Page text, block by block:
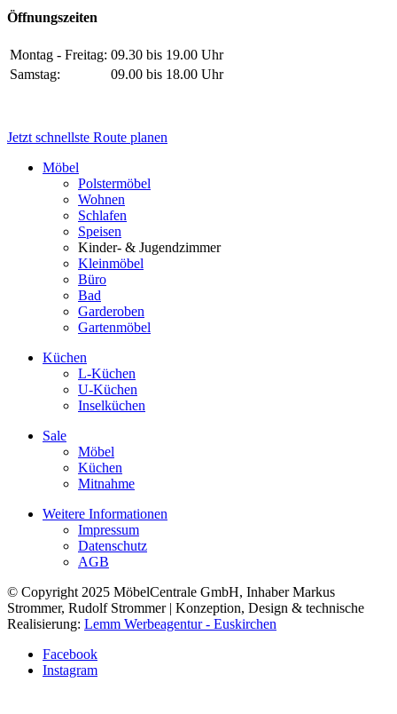
Öffnungszeiten
Montag - Freitag: 09.30 bis 19.00 Uhr
Samstag:
09.00 bis 18.00 Uhr
Jetzt schnellste Route planen
Möbel
Polstermöbel
Wohnen
Schlafen
Speisen
Kinder- & Jugendzimmer
Kleinmöbel
Büro
Bad
Garderoben
Gartenmöbel
Küchen
L-Küchen
U-Küchen
Inselküchen
Sale
Möbel
Küchen
Mitnahme
Weitere Informationen
Impressum
Datenschutz
AGB
© Copyright 2025 MöbelCentrale GmbH, Inhaber Markus
Strommer, Rudolf Strommer | Konzeption, Design & technische
Realisierung: Lemm Werbeagentur - Euskirchen
Facebook
Instagram